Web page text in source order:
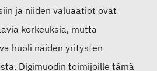
ja niiden valuaatiot ovat
korkeuksia, mutta
huoli näiden yritysten
Digimuodin toimijoille tämä